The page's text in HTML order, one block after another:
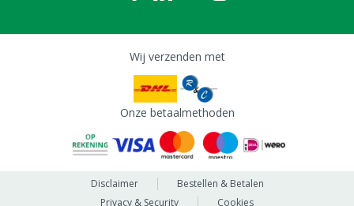
Wij verzenden met
Onze betaalmethoden
Disclaimer
Bestellen & Betalen
Privacy & Security
Cookies